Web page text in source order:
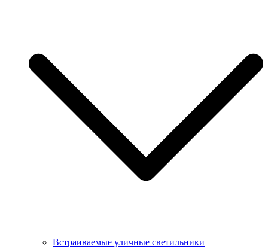
Встраиваемые уличные светильники